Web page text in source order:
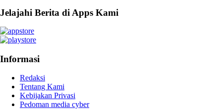
Jelajahi Berita di Apps Kami
Informasi
Redaksi
Tentang Kami
Kebijakan Privasi
Pedoman media cyber